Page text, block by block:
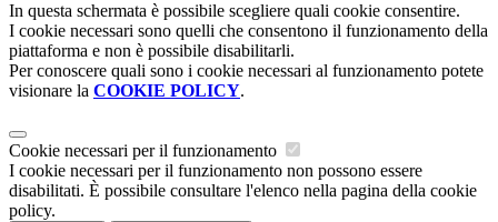
In questa schermata è possibile scegliere quali cookie consentire.
I cookie necessari sono quelli che consentono il funzionamento della
piattaforma e non è possibile disabilitarli.
Per conoscere quali sono i cookie necessari al funzionamento potete
visionare la COOKIE POLICY.
Cookie necessari per il funzionamento
I cookie necessari per il funzionamento non possono essere
disabilitati. È possibile consultare l'elenco nella pagina della cookie
policy.